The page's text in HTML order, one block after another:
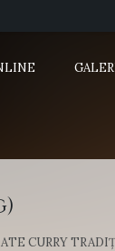
CURRY